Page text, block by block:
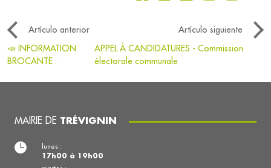
Artículo anterior
Artículo siguiente
📣 INFORMATION
BROCANTE :
APPEL À CANDIDATURES - Commission
électorale communale
MAIRIE DE TRÉVIGNIN
lunes :
17h00 à 19h00